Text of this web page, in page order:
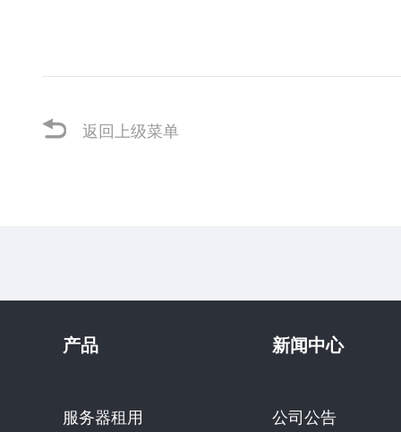
返回上级菜单
产品
服务器租用
新闻中心
公司公告